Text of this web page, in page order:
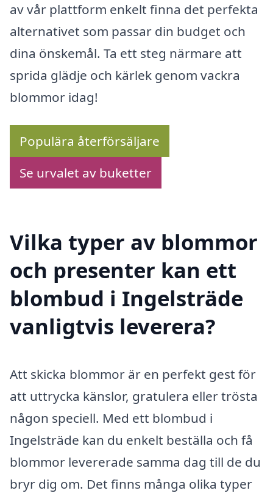
av vår plattform enkelt finna det perfekta
alternativet som passar din budget och
dina önskemål. Ta ett steg närmare att
sprida glädje och kärlek genom vackra
blommor idag!
Populära återförsäljare
Se urvalet av buketter
Vilka typer av blommor
och presenter kan ett
blombud i Ingelsträde
vanligtvis leverera?
Att skicka blommor är en perfekt gest för
att uttrycka känslor, gratulera eller trösta
någon speciell. Med ett blombud i
Ingelsträde kan du enkelt beställa och få
blommor levererade samma dag till de du
bryr dig om. Det finns många olika typer